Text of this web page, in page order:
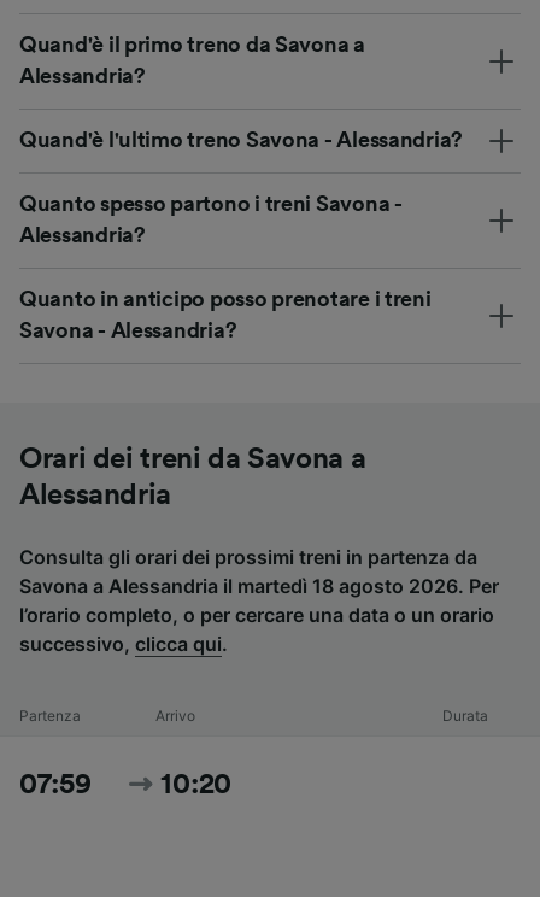
Quand'è il primo treno da Savona a
Alessandria?
Quand'è l'ultimo treno Savona - Alessandria?
Quanto spesso partono i treni Savona -
Alessandria?
Quanto in anticipo posso prenotare i treni
Savona - Alessandria?
Orari dei treni da Savona a
Alessandria
Consulta gli orari dei prossimi treni in partenza da
Savona a Alessandria il martedì 18 agosto 2026. Per
l’orario completo, o per cercare una data o un orario
successivo, clicca qui.
Partenza Arrivo Durata
07:59 10:20